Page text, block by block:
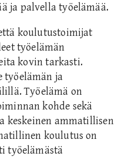
ja palvella työelämää.
koulutustoimijat
työelämän
kovin tarkasti.
työelämän ja
Työelämä on
kohde sekä
keskeinen ammatillisen
koulutus on
työelämästä